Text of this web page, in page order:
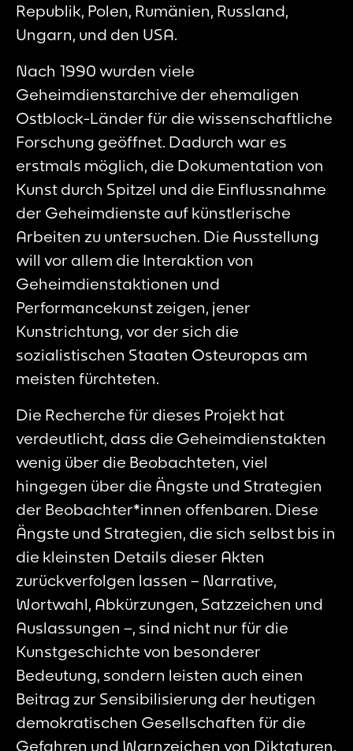
Republik, Polen, Rumänien, Russland,
Ungarn, und den USA.
Nach 1990 wurden viele
Geheimdienstarchive der ehemaligen
Ostblock-Länder für die wissenschaftliche
Forschung geöffnet. Dadurch war es
erstmals möglich, die Dokumentation von
Kunst durch Spitzel und die Einflussnahme
der Geheimdienste auf künstlerische
Arbeiten zu untersuchen. Die Ausstellung
will vor allem die Interaktion von
Geheimdienstaktionen und
Performancekunst zeigen, jener
Kunstrichtung, vor der sich die
sozialistischen Staaten Osteuropas am
meisten fürchteten.
Die Recherche für dieses Projekt hat
verdeutlicht, dass die Geheimdienstakten
wenig über die Beobachteten, viel
hingegen über die Ängste und Strategien
der Beobachter*innen offenbaren. Diese
Ängste und Strategien, die sich selbst bis in
die kleinsten Details dieser Akten
zurückverfolgen lassen – Narrative,
Wortwahl, Abkürzungen, Satzzeichen und
Auslassungen –, sind nicht nur für die
Kunstgeschichte von besonderer
Bedeutung, sondern leisten auch einen
Beitrag zur Sensibilisierung der heutigen
demokratischen Gesellschaften für die
Gefahren und Warnzeichen von Diktaturen.